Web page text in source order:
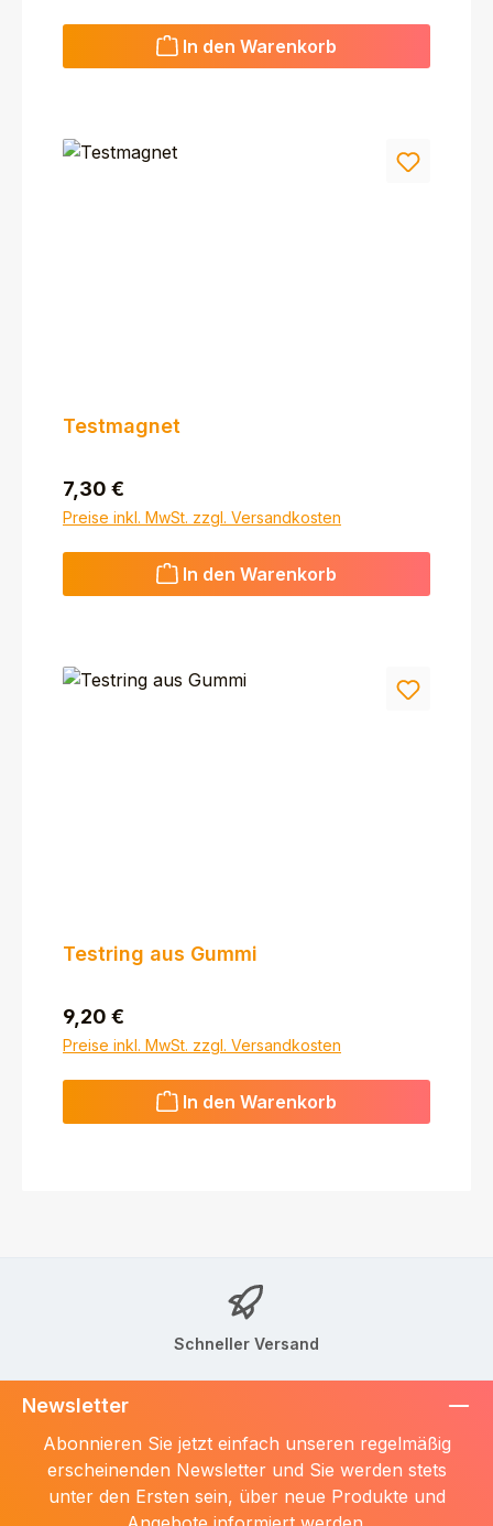
In den Warenkorb
Testmagnet
Regulärer Preis:
7,30 €
Preise inkl. MwSt. zzgl. Versandkosten
In den Warenkorb
Testring aus Gummi
Regulärer Preis:
9,20 €
Preise inkl. MwSt. zzgl. Versandkosten
In den Warenkorb
Schneller Versand
Newsletter
Abonnieren Sie jetzt einfach unseren regelmäßig
erscheinenden Newsletter und Sie werden stets
unter den Ersten sein, über neue Produkte und